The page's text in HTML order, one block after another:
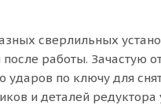
сверлильных
работы. Зачастую
ударов по ключу для
и деталей редуктора